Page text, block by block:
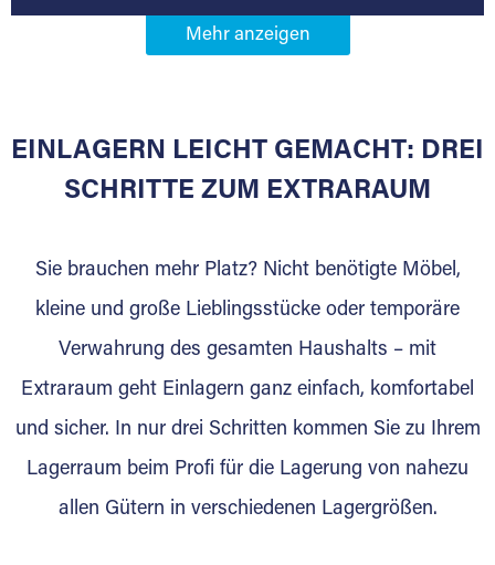
Werden Sie Extraraum Partner in
Sie bieten Kunden Lagerraum zur Miete, der
für die Einlagerung von Umzugsgut gebaut
Lagerkunden und Vermietungen.
Ihre Vorteile als Extraraum Partner:
Marktgerechte Preise
Digitale Buchungsplattform
Gewinnung von Neukunden
Nachricht.
EINLAGERN LEICHT GEMACHT: DREI
SCHRITTE ZUM EXTRARAUM
Sie brauchen mehr Platz? Nicht benötigte Möbel,
kleine und große Lieblingsstücke oder temporäre
Verwahrung des gesamten Haushalts – mit
Extraraum geht Einlagern ganz einfach, komfortabel
und sicher. In nur drei Schritten kommen Sie zu Ihrem
Lagerraum beim Profi für die Lagerung von nahezu
allen Gütern in verschiedenen Lagergrößen.